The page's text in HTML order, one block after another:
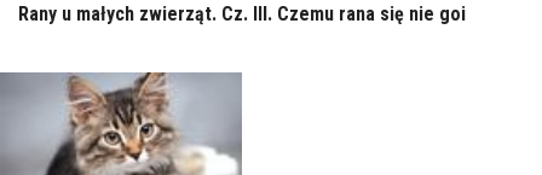
Rany u małych zwierząt. Cz. III. Czemu rana się nie goi